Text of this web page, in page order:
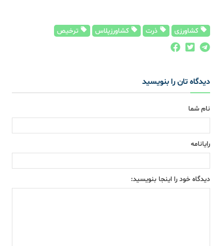
کشاورزی ذرت کشاورزپلاس ترخیص
دیدگاه تان را بنویسید
نام شما
رایانامه
دیدگاه خود را اینجا بنویسید: